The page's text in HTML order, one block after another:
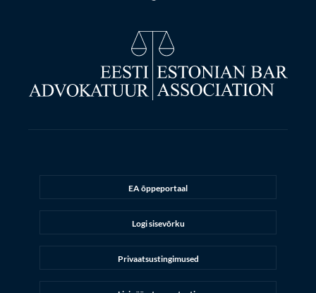
EA õppeportaal
Logi sisevõrku
Privaatsustingimused